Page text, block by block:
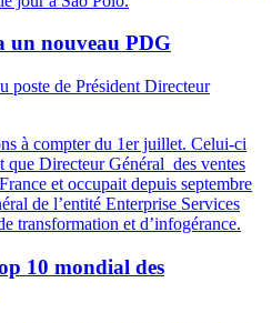
un nouveau PDG
poste de Président Directeur
à compter du 1er juillet. Celui-ci
que Directeur Général des ventes
et occupait depuis septembre
de l’entité Enterprise Services
transformation et d’infogérance.
10 mondial des